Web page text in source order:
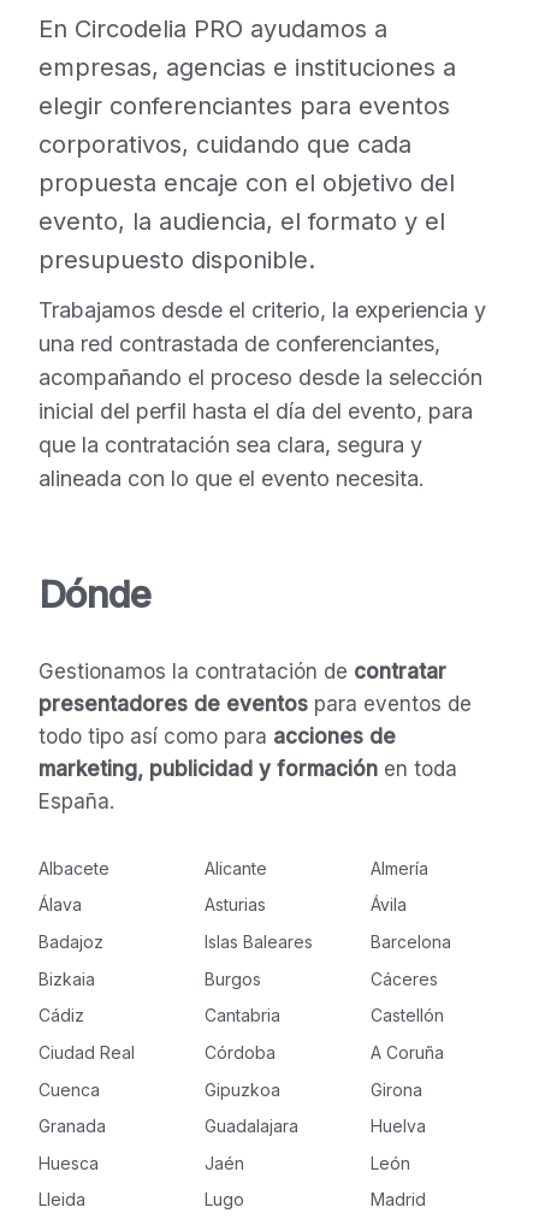
En Circodelia PRO ayudamos a
empresas, agencias e instituciones a
elegir conferenciantes para eventos
corporativos, cuidando que cada
propuesta encaje con el objetivo del
evento, la audiencia, el formato y el
presupuesto disponible.
Trabajamos desde el criterio, la experiencia y
una red contrastada de conferenciantes,
acompañando el proceso desde la selección
inicial del perfil hasta el día del evento, para
que la contratación sea clara, segura y
alineada con lo que el evento necesita.
Dónde
Gestionamos la contratación de contratar
presentadores de eventospara eventos de
todo tipo así como para acciones de
marketing, publicidad y formaciónen toda
España.
Albacete Alicante
Almería
Álava
Asturias
Ávila
Badajoz
Islas Baleares
Barcelona
Bizkaia
Burgos
Cáceres
Cádiz
Cantabria
Castellón
Ciudad Real
Córdoba
A Coruña
Cuenca
Gipuzkoa
Girona
Granada
Guadalajara
Huelva
Huesca
Jaén
León
Lleida
Lugo
Madrid